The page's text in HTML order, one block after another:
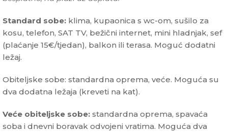
Standard sobe: klima, kupaonica s wc-om, sušilo za
kosu, telefon, SAT TV, bežični internet, mini hladnjak, sef
(plaćanje 15€/tjedan), balkon ili terasa. Moguć dodatni
ležaj.
Obiteljske sobe: standardna oprema, veće. Moguća su
dva dodatna ležaja (kreveti na kat).
Veće obiteljske sobe: standardna oprema, spavaća
soba i dnevni boravak odvojeni vratima. Moguća dva